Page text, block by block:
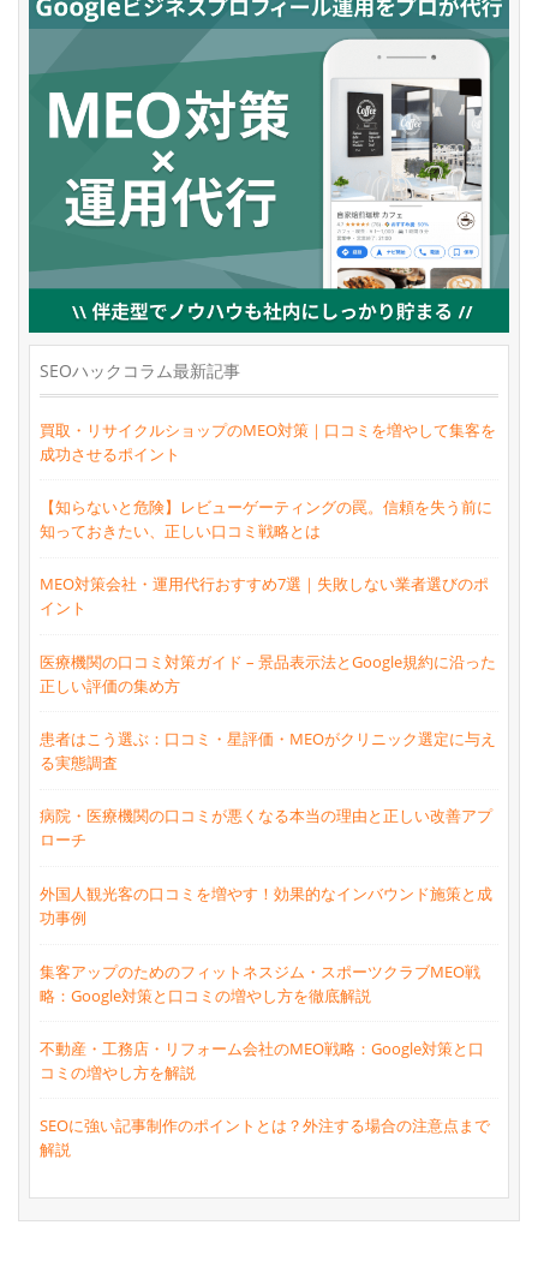
SEOハックコラム最新記事
買取・リサイクルショップのMEO対策｜口コミを増やして集客を
成功させるポイント
【知らないと危険】レビューゲーティングの罠。信頼を失う前に
知っておきたい、正しい口コミ戦略とは
MEO対策会社・運用代行おすすめ7選｜失敗しない業者選びのポ
イント
医療機関の口コミ対策ガイド – 景品表示法とGoogle規約に沿った
正しい評価の集め方
患者はこう選ぶ：口コミ・星評価・MEOがクリニック選定に与え
る実態調査
病院・医療機関の口コミが悪くなる本当の理由と正しい改善アプ
ローチ
外国人観光客の口コミを増やす！効果的なインバウンド施策と成
功事例
集客アップのためのフィットネスジム・スポーツクラブMEO戦
略：Google対策と口コミの増やし方を徹底解説
不動産・工務店・リフォーム会社のMEO戦略：Google対策と口
コミの増やし方を解説
SEOに強い記事制作のポイントとは？外注する場合の注意点まで
解説